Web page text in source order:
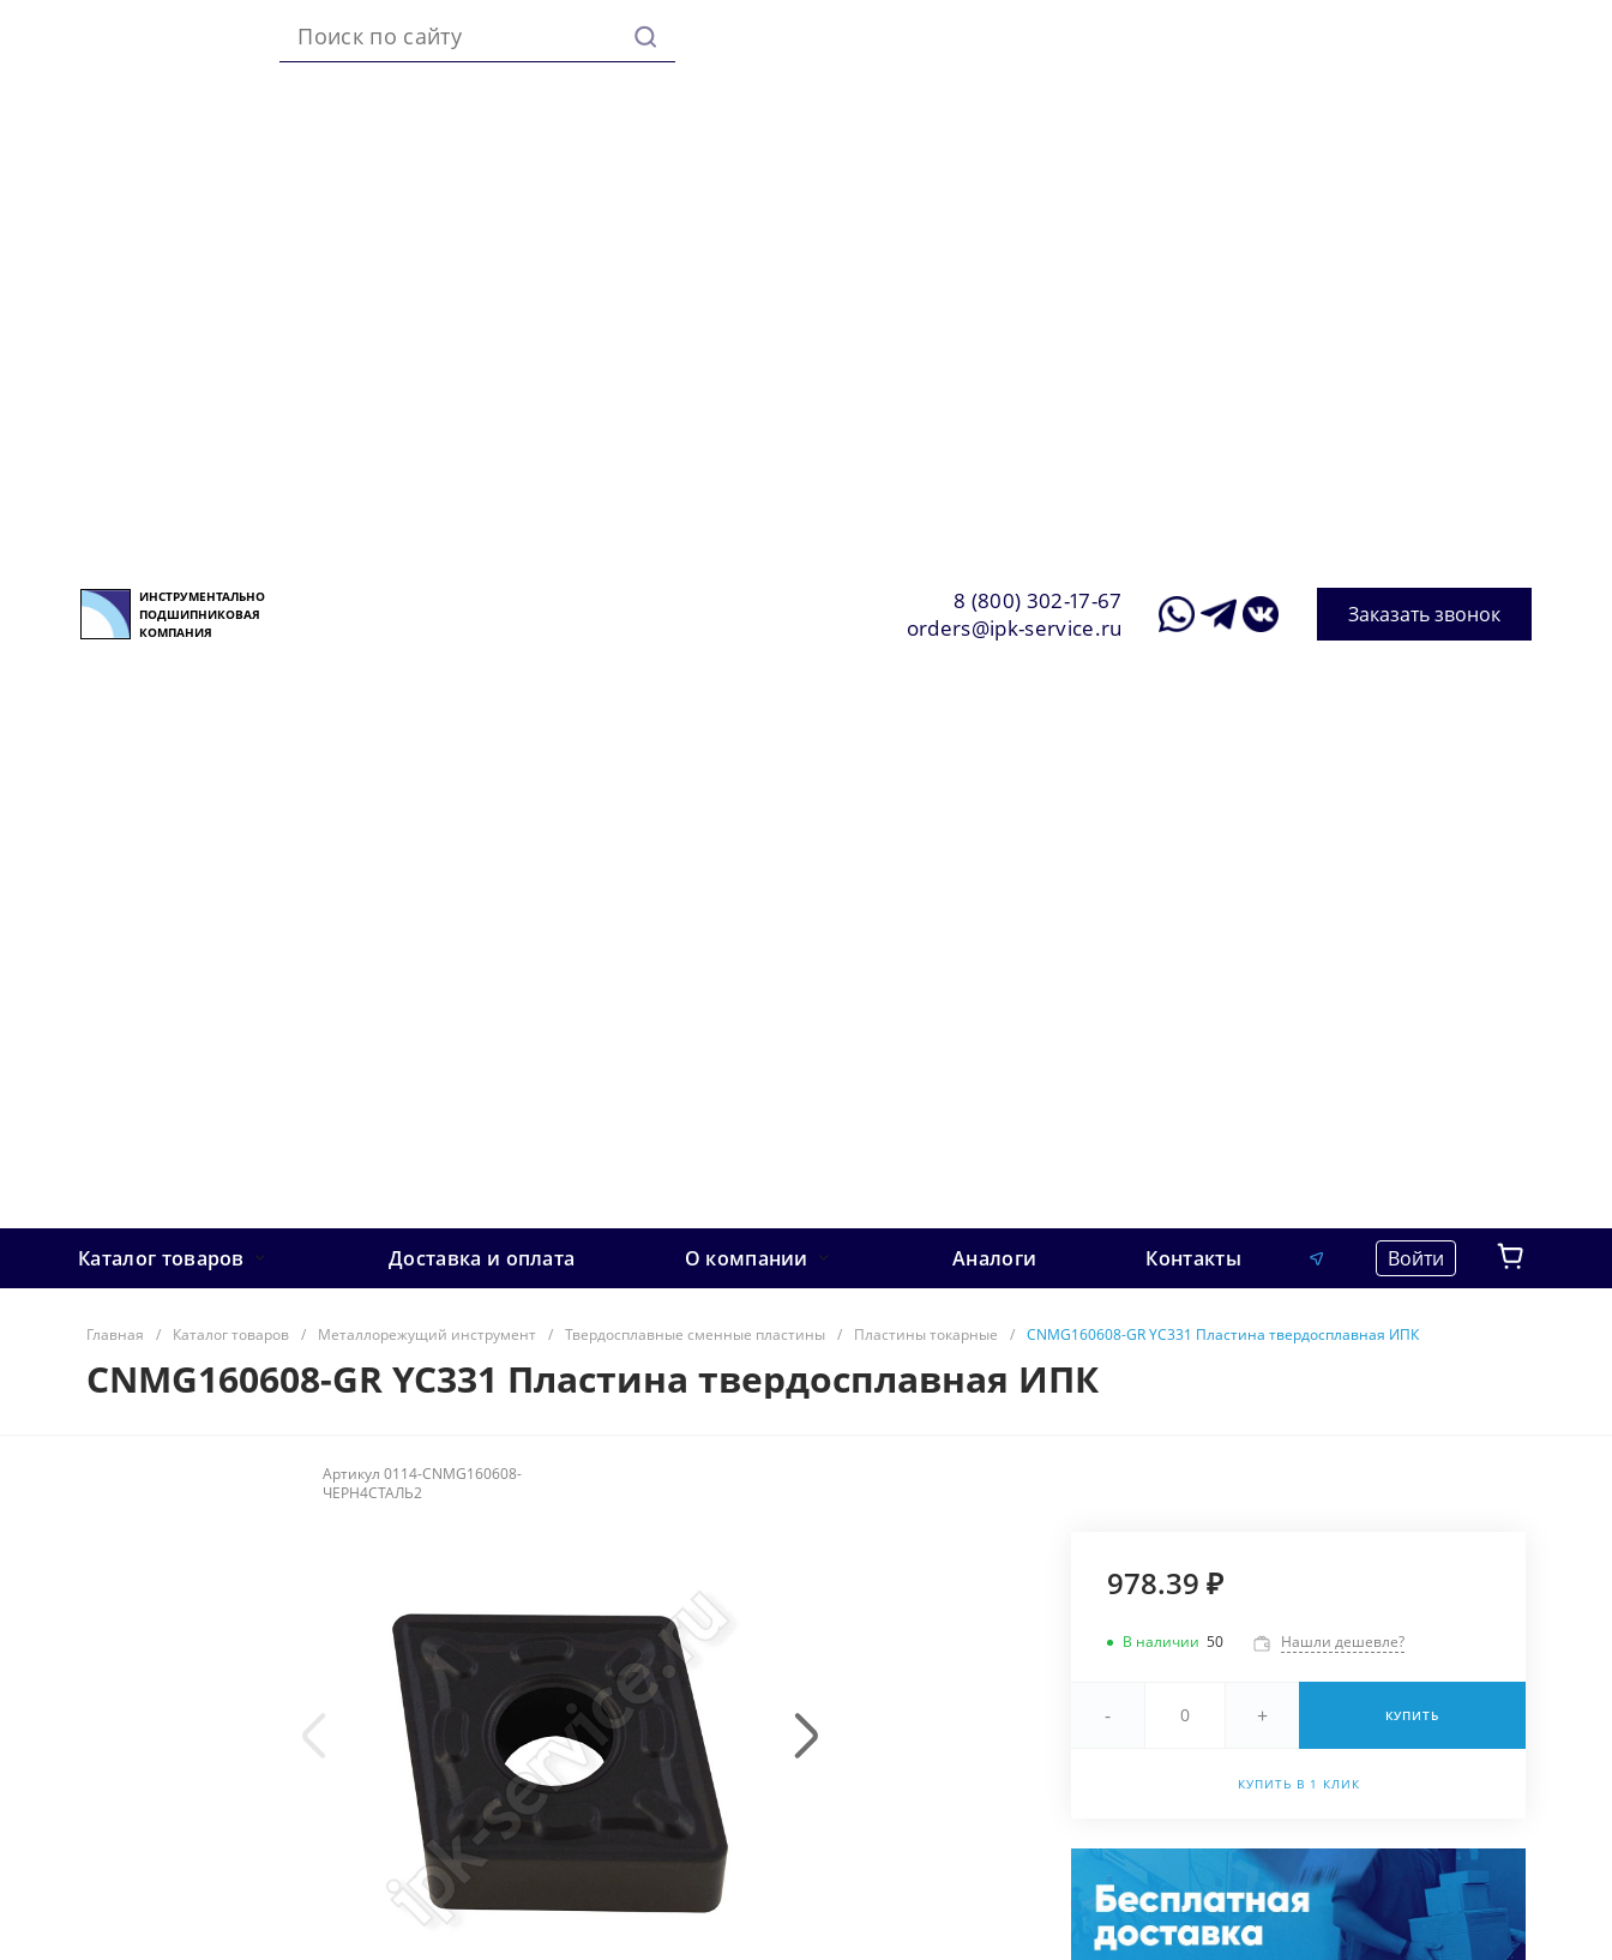
ИНСТРУМЕНТАЛЬНО
ПОДШИПНИКОВАЯ
КОМПАНИЯ
8 (800) 302-17-67
orders@ipk-service.ru
Заказать звонок
Каталог товаров Доставка и оплата О компании Аналоги Контакты Войти
Главная / Каталог товаров / Металлорежущий инструмент / Твердосплавные сменные пластины / Пластины токарные / CNMG160608-GR YC331 Пластина твердосплавная ИПК
CNMG160608-GR YC331 Пластина твердосплавная ИПК
Артикул0114-CNMG160608-
ЧЕРН4СТАЛЬ2
978.39 ₽
В наличии 50 Нашли дешевле?
- + КУПИТЬ
КУПИТЬ В 1 КЛИК